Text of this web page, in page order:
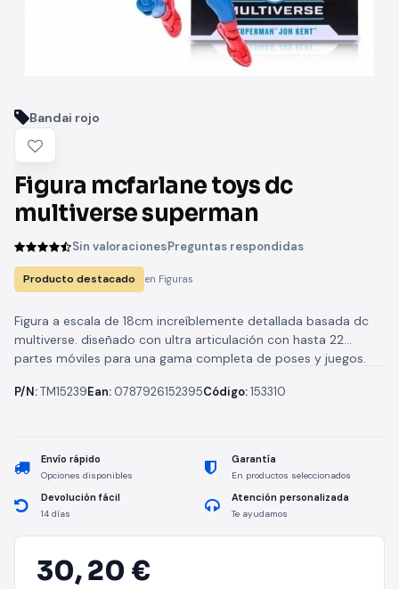
Bandai rojo
Figura mcfarlane toys dc
multiverse superman
Sin valoracionesPreguntas respondidas
Producto destacado en Figuras
Figura a escala de 18cm increíblemente detallada basada dc
multiverse. diseñado con ultra articulación con hasta 22
partes móviles para una gama completa de poses y juegos.
P/N:TM15239Ean: 0787926152395Código:153310
Envío rápido
Opciones disponibles
Garantía
En productos seleccionados
Devolución fácil
14 días
Atención personalizada
Te ayudamos
30,20 €